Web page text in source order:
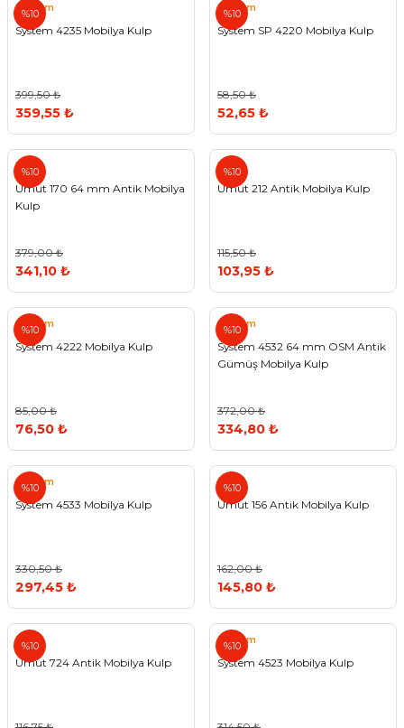
%10
System
System 4235 Mobilya Kulp
399,50 ₺
359,55 ₺
%10
System
System SP 4220 Mobilya Kulp
58,50 ₺
52,65 ₺
%10
Umut
Umut 170 64 mm Antik Mobilya
Kulp
379,00 ₺
341,10 ₺
%10
Umut
Umut 212 Antik Mobilya Kulp
115,50 ₺
103,95 ₺
%10
System
System 4222 Mobilya Kulp
85,00 ₺
76,50 ₺
%10
System
System 4532 64 mm OSM Antik
Gümüş Mobilya Kulp
372,00 ₺
334,80 ₺
%10
System
System 4533 Mobilya Kulp
330,50 ₺
297,45 ₺
%10
Umut
Umut 156 Antik Mobilya Kulp
162,00 ₺
145,80 ₺
%10
Umut
Umut 724 Antik Mobilya Kulp
%10
System
System 4523 Mobilya Kulp